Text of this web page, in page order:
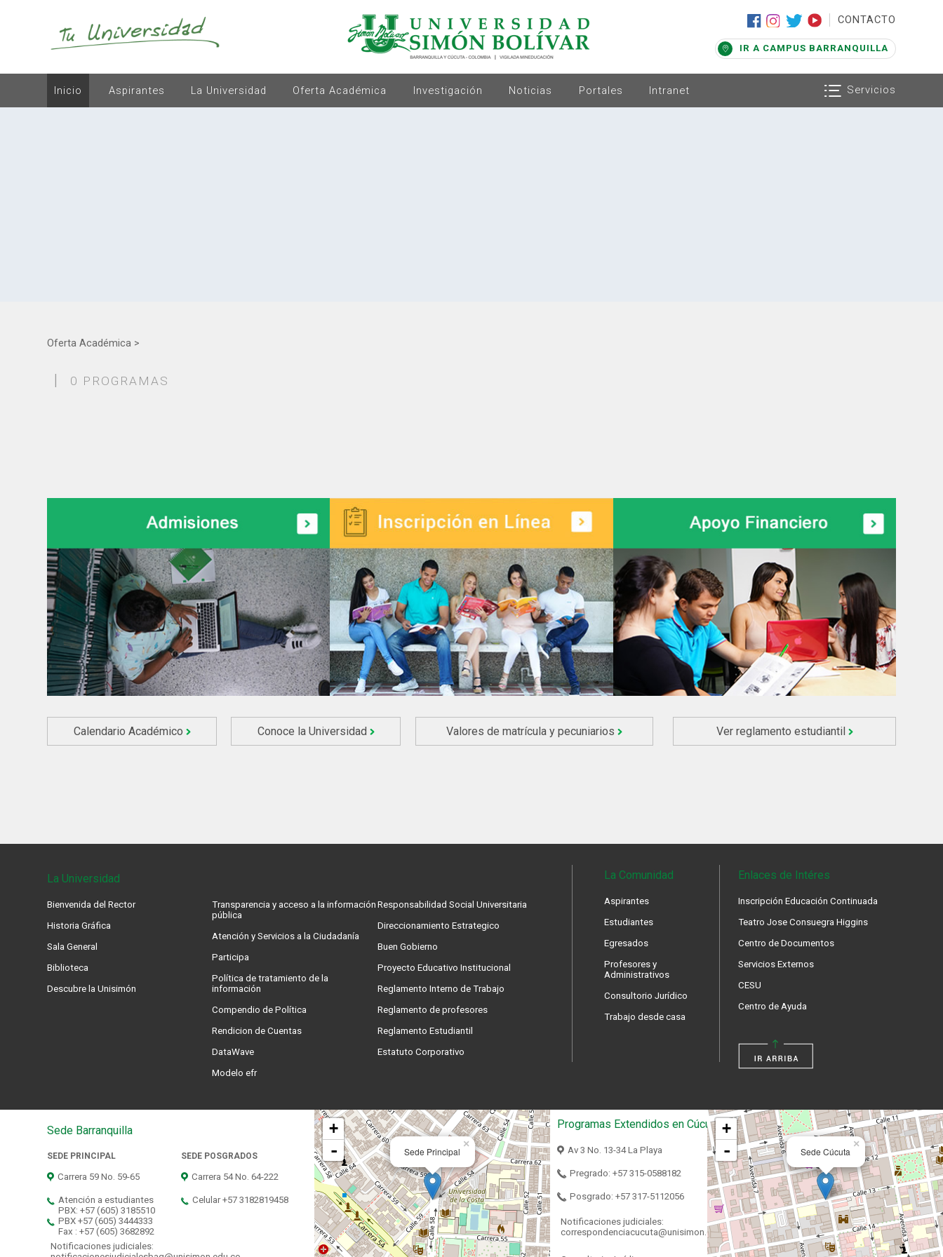
| CONTACTO
IR A CAMPUS BARRANQUILLA
Inicio Aspirantes La Universidad Oferta Académica Investigación Noticias Portales Intranet Servicios
Oferta Académica >
| 0 PROGRAMAS
Calendario Académico Conoce la Universidad Valores de matrícula y pecuniarios Ver reglamento estudiantil
La Universidad
Bienvenida del Rector
Historia Gráfica
Sala General
Biblioteca
Descubre la Unisimón
Transparencia y acceso a la información
pública
Atención y Servicios a la Ciudadanía
Participa
Política de tratamiento de la
información
Compendio de Política
Rendicion de Cuentas
DataWave
Modelo efr
Responsabilidad Social Universitaria
Direccionamiento Estrategico
Buen Gobierno
Proyecto Educativo Institucional
Reglamento Interno de Trabajo
Reglamento de profesores
Reglamento Estudiantil
Estatuto Corporativo
La Comunidad
Aspirantes
Estudiantes
Egresados
Profesores y
Administrativos
Consultorio Jurídico
Trabajo desde casa
Enlaces de Intéres
Inscripción Educación Continuada
Teatro Jose Consuegra Higgins
Centro de Documentos
Servicios Externos
CESU
Centro de Ayuda
Sede Barranquilla
SEDE PRINCIPAL
Carrera 59 No. 59-65
Atención a estudiantes
PBX: +57 (605) 3185510
PBX +57 (605) 3444333
Fax : +57 (605) 3682892
Notificaciones judiciales:
SEDE POSGRADOS
Carrera 54 No. 64-222
Celular +57 3182819458
×
Sede Principal
+
-
Programas Extendidos en Cúcuta
Av 3 No. 13-34 La Playa
Pregrado: +57 315-0588182
Posgrado: +57 317-5112056
Notificaciones judiciales:
correspondenciacucuta@unisimon.edu.co
×
Sede Cúcuta
+
-